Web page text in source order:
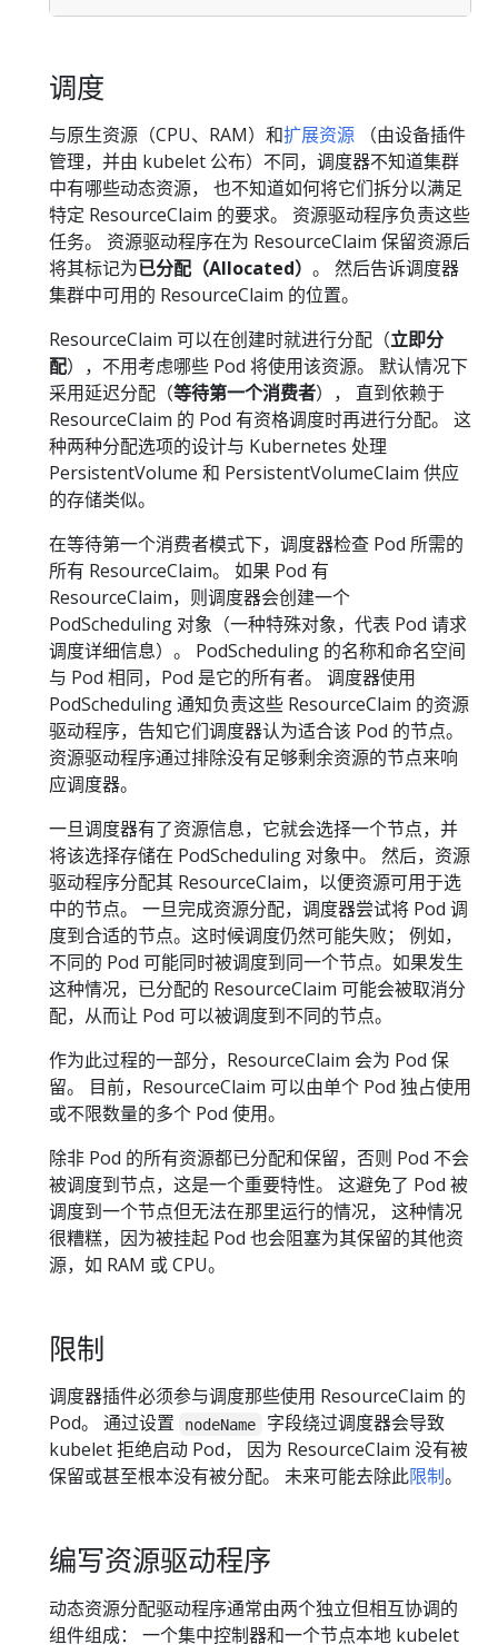
调度
与原生资源（CPU、RAM）和扩展资源 （由设备插件
管理，并由 kubelet 公布）不同，调度器不知道集群
中有哪些动态资源， 也不知道如何将它们拆分以满足
特定 ResourceClaim 的要求。 资源驱动程序负责这些
任务。 资源驱动程序在为 ResourceClaim 保留资源后
将其标记为已分配（Allocated） 。 然后告诉调度器
集群中可用的 ResourceClaim 的位置。
ResourceClaim 可以在创建时就进行分配（立即分
配），不用考虑哪些 Pod 将使用该资源。 默认情况下
采用延迟分配（等待第一个消费者）， 直到依赖于
ResourceClaim 的 Pod 有资格调度时再进行分配。 这
种两种分配选项的设计与 Kubernetes 处理
PersistentVolume 和 PersistentVolumeClaim 供应
的存储类似。
在等待第一个消费者模式下，调度器检查 Pod 所需的
所有 ResourceClaim。 如果 Pod 有
ResourceClaim，则调度器会创建一个
PodScheduling 对象（一种特殊对象，代表 Pod 请求
调度详细信息）。 PodScheduling 的名称和命名空间
与 Pod 相同，Pod 是它的所有者。 调度器使用
PodScheduling 通知负责这些 ResourceClaim 的资源
驱动程序，告知它们调度器认为适合该 Pod 的节点。
资源驱动程序通过排除没有足够剩余资源的节点来响
应调度器。
一旦调度器有了资源信息，它就会选择一个节点，并
将该选择存储在 PodScheduling 对象中。 然后，资源
驱动程序分配其 ResourceClaim，以便资源可用于选
中的节点。 一旦完成资源分配，调度器尝试将 Pod 调
度到合适的节点。这时候调度仍然可能失败； 例如，
不同的 Pod 可能同时被调度到同一个节点。如果发生
这种情况，已分配的 ResourceClaim 可能会被取消分
配，从而让 Pod 可以被调度到不同的节点。
作为此过程的一部分，ResourceClaim 会为 Pod 保
留。 目前，ResourceClaim 可以由单个 Pod 独占使用
或不限数量的多个 Pod 使用。
除非 Pod 的所有资源都已分配和保留，否则 Pod 不会
被调度到节点，这是一个重要特性。 这避免了 Pod 被
调度到一个节点但无法在那里运行的情况， 这种情况
很糟糕，因为被挂起 Pod 也会阻塞为其保留的其他资
源，如 RAM 或 CPU。
限制
调度器插件必须参与调度那些使用 ResourceClaim 的
Pod。 通过设置
nodeName
字段绕过调度器会导致
kubelet 拒绝启动 Pod， 因为 ResourceClaim 没有被
保留或甚至根本没有被分配。 未来可能去除此限制。
编写资源驱动程序
动态资源分配驱动程序通常由两个独立但相互协调的
组件组成： 一个集中控制器和一个节点本地 kubelet